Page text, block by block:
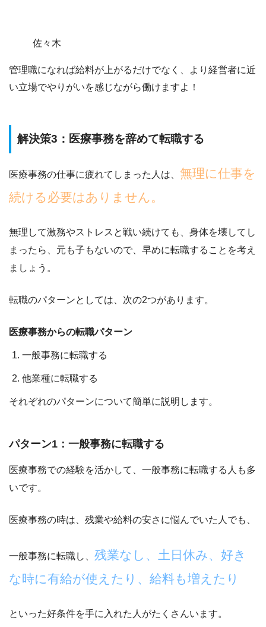
佐々木
管理職になれば給料が上がるだけでなく、より経営者に近
い立場でやりがいを感じながら働けますよ！
解決策3：医療事務を辞めて転職する
医療事務の仕事に疲れてしまった人は、 無理に仕事を
続ける必要はありません。
無理して激務やストレスと戦い続けても、身体を壊してし
まったら、元も子もないので、 早めに転職することを考え
ましょう。
転職のパターンとしては、次の2つがあります。
医療事務からの転職パターン
一般事務に転職する
他業種に転職する
それぞれのパターンについて簡単に説明します。
パターン1：一般事務に転職する
医療事務での経験を活かして、一般事務に転職する人も多
いです。
医療事務の時は、残業や給料の安さに悩んでいた人でも、
一般事務に転職し、 残業なし、土日休み、好き
な時に有給が使えたり、給料も増えたり
といった好条件を手に入れた人がたくさんいます。